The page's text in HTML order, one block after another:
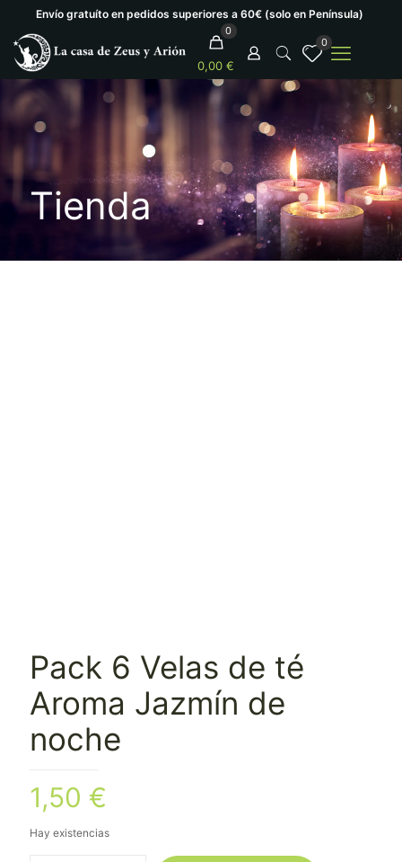
Envío gratuíto en pedidos superiores a 60€ (solo en Península)
0
0,00 €
0
Tienda
Pack 6 Velas de té
Aroma Jazmín de
noche
1,50 €
Hay existencias